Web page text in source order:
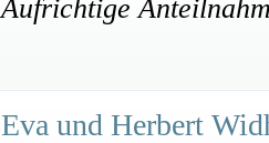
Aufrichtige
Eva und Herbert